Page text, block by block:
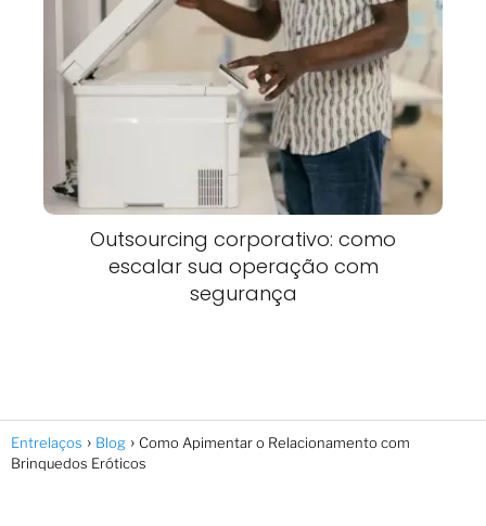
Outsourcing corporativo: como
escalar sua operação com
segurança
Entrelaços Blog
Como Apimentar o Relacionamento com
Brinquedos Eróticos